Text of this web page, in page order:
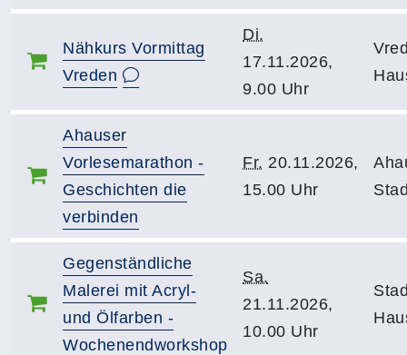
Nähkurs Vormittag
Vreden
Di.
17.11.2026,
9.00 Uhr
Ahauser
Vorlesemarathon -
Geschichten die
verbinden
Fr. 20.11.2026,
15.00 Uhr
Gegenständliche
Malerei mit Acryl-
und Ölfarben -
Wochenendworkshop
Sa.
21.11.2026,
10.00 Uhr